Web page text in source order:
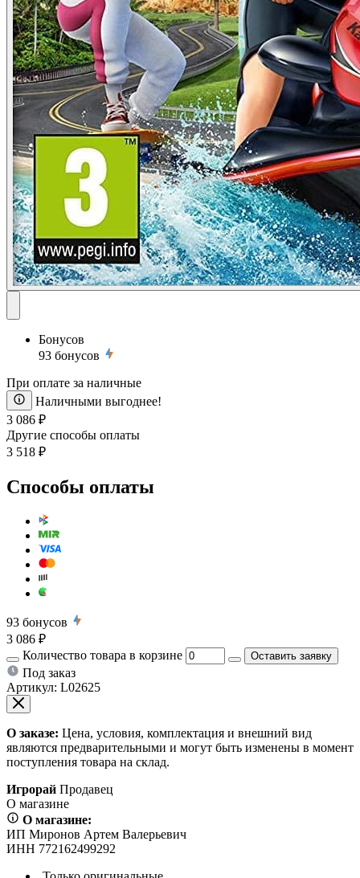
Бонусов
93 бонусов
При оплате за наличные
Наличными выгоднее!
3 086 ₽
Другие способы оплаты
3 518 ₽
Способы оплаты
93 бонусов
3 086 ₽
Количество товара в корзине
Оставить заявку
Под заказ
Артикул: L02625
О заказе: Цена, условия, комплектация и внешний вид
являются предварительными и могут быть изменены в момент
поступления товара на склад.
Игрорай Продавец
О магазине
О магазине:
ИП Миронов Артем Валерьевич
ИНН 772162499292